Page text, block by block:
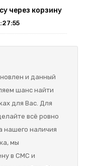
через корзину
и данный
шанс найти
для Вас. Для
всё ровно
нашего наличия
мы
в СМС и